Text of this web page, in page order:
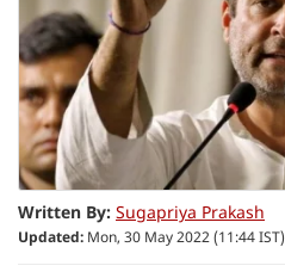
Written By: Sugapriya Prakash
Updated: Mon, 30 May 2022 (11:44 IST)